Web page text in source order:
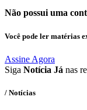
Não possui uma
Você pode ler matérias
Assine Agora
Siga Notícia Já nas
/ Notícias